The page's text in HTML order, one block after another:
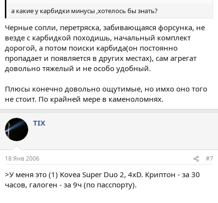
а какие у карбидки минусы ,хотелось бы знать?
Черные сопли, перетряска, забивающаяся форсунка, не
везде с карбидкой походишь, начальный комплект
дорогой, а потом поиски карбида(он постоянно
пропадает и появляется в других местах), сам агрегат
довольно тяжелый и не особо удобный.
Плюсы конечно довольно ощутимые, но имхо оно того
не стоит. По крайней мере в каменоломнях.
TIX
18 Янв 2006 #7
>У меня это (1) Kovea Super Duo 2, 4xD. Криптон - за 30
часов, галоген - за 9ч (по пасспорту).